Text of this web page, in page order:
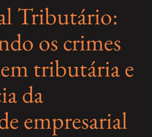
Tributário:
os crimes
tributária e
da
empresarial